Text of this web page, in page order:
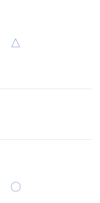
△
〇